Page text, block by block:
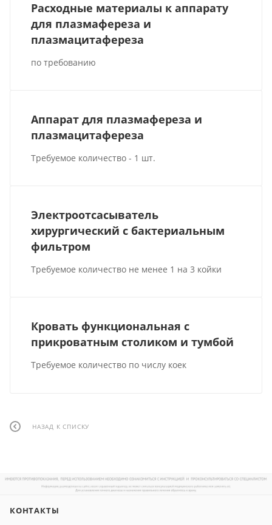
Расходные материалы к аппарату
для плазмафереза и
плазмацитафереза
по требованию
Аппарат для плазмафереза и
плазмацитафереза
Требуемое количество - 1 шт.
Электроотсасыватель
хирургический с бактериальным
фильтром
Требуемое количество не менее 1 на 3 койки
Кровать функциональная с
прикроватным столиком и тумбой
Требуемое количество по числу коек
НАЗАД К СПИСКУ
КОНТАКТЫ